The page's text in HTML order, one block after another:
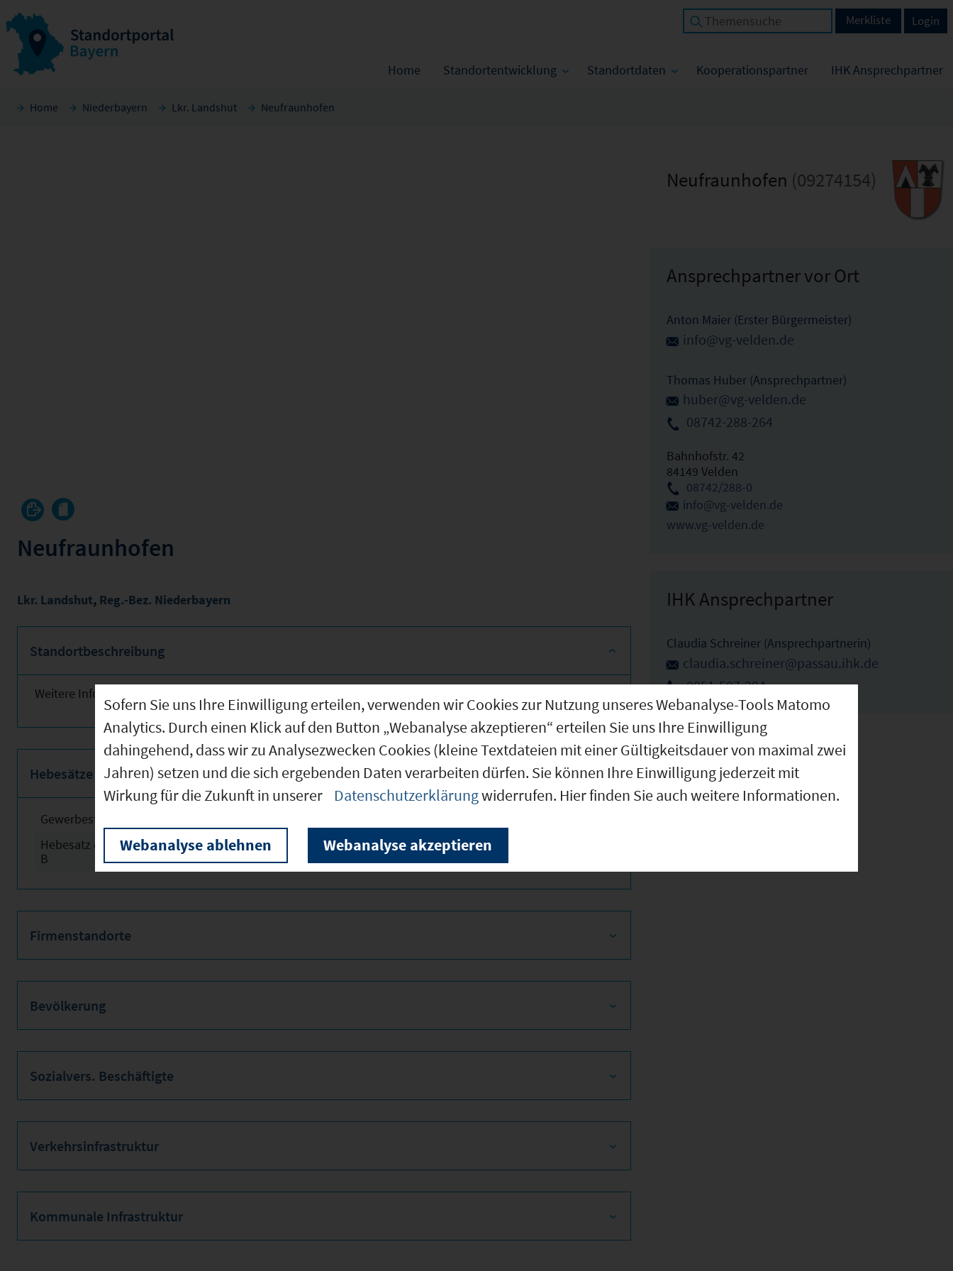
Home Standortentwicklung Standortdaten Kooperationspartner IHK Ansprechpartner
Login
Merkliste
Home Niederbayern Lkr. Landshut Neufraunhofen
Neufraunhofen
Lkr. Landshut, Reg.-Bez. Niederbayern
Standortbeschreibung
Weitere Informationen finden Sie obenstehend!
Hebesätze
Gewerbesteuerhebesatz
Hebesatz der Grundsteuer
B
2024 260
Firmenstandorte
Bevölkerung
Sozialvers. Beschäftigte
Verkehrsinfrastruktur
Kommunale Infrastruktur
Neufraunhofen (09274154)
Ansprechpartner vor Ort
Anton Maier (Erster Bürgermeister)
info@vg-velden.de
Thomas Huber (Ansprechpartner)
huber@vg-velden.de
08742-288-264
Bahnhofstr. 42
84149 Velden
08742/288-0
info@vg-velden.de
www.vg-velden.de
IHK Ansprechpartner
Claudia Schreiner (Ansprechpartnerin)
claudia.schreiner@passau.ihk.de
0851-507-204
Sofern Sie uns Ihre Einwilligung erteilen, verwenden wir Cookies zur Nutzung unseres Webanalyse-Tools Matomo
Analytics. Durch einen Klick auf den Button „Webanalyse akzeptieren“ erteilen Sie uns Ihre Einwilligung
dahingehend, dass wir zu Analysezwecken Cookies (kleine Textdateien mit einer Gültigkeitsdauer von maximal zwei
Jahren) setzen und die sich ergebenden Daten verarbeiten dürfen. Sie können Ihre Einwilligung jederzeit mit
Wirkung für die Zukunft in unserer
Datenschutzerklärungwiderrufen. Hier finden Sie auch weitere Informationen.
Webanalyse ablehnen Webanalyse akzeptieren